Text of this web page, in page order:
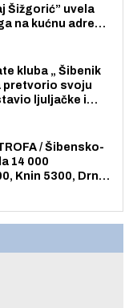
Šižgorić” uvela
na kućnu adresu
kluba „ Šibenik
pretvorio svoju
ljuljačke i
/ Šibensko-
14 000
Knin 5300, Drniš